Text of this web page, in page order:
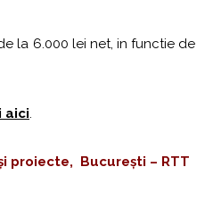
la 6.000 lei net, in functie de
aici.
proiecte, București – RTT